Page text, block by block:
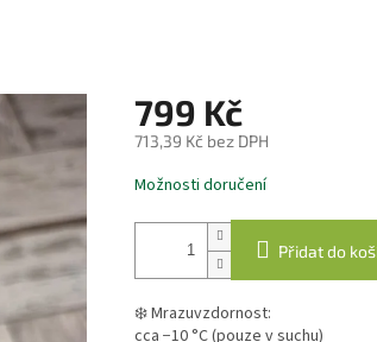
799 Kč
713,39 Kč bez DPH
Měrná
cena:
Možnosti doručení
Přidat do
❄️ Mrazuvzdornost:
cca −10 °C (pouze v suchu)